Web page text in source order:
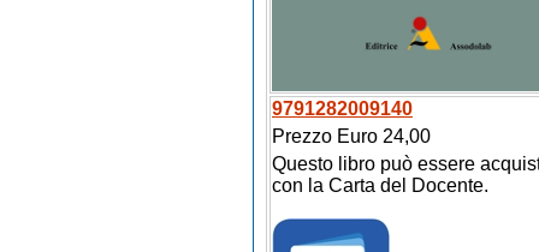
9791282009140
Prezzo Euro 24,00
Questo libro può essere
con la Carta del Docente.